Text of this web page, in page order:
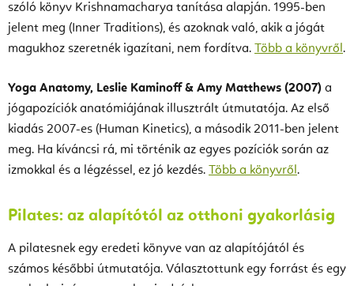
szóló könyv Krishnamacharya tanítása alapján. 1995-ben
jelent meg (Inner Traditions), és azoknak való, akik a jógát
magukhoz szeretnék igazítani, nem fordítva. Több a könyvről.
Yoga Anatomy, Leslie Kaminoff & Amy Matthews (2007) a
jógapozíciók anatómiájának illusztrált útmutatója. Az első
kiadás 2007-es (Human Kinetics), a második 2011-ben jelent
meg. Ha kíváncsi rá, mi történik az egyes pozíciók során az
izmokkal és a légzéssel, ez jó kezdés. Több a könyvről.
Pilates: az alapítótól az otthoni gyakorlásig
A pilatesnek egy eredeti könyve van az alapítójától és
számos későbbi útmutatója. Választottunk egy forrást és egy